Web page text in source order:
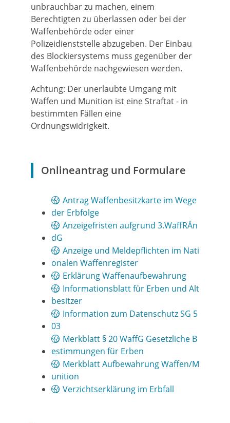
unbrauchbar zu machen, einem
Berechtigten zu überlassen oder bei der
Waffenbehörde oder einer
Polizeidienststelle abzugeben. Der Einbau
des Blockiersystems muss gegenüber der
Waffenbehörde nachgewiesen werden.
Achtung: Der unerlaubte Umgang mit
Waffen und Munition ist eine Straftat - in
bestimmten Fällen eine
Ordnungswidrigkeit.
Onlineantrag und Formulare
Antrag Waffenbesitzkarte im Wege
der Erbfolge
Anzeigefristen aufgrund 3.WaffRÄn
dG
Anzeige und Meldepflichten im Nati
onalen Waffenregister
Erklärung Waffenaufbewahrung
Informationsblatt für Erben und Alt
besitzer
Information zum Datenschutz SG 5
03
Merkblatt § 20 WaffG Gesetzliche B
estimmungen für Erben
Merkblatt Aufbewahrung Waffen/M
unition
Verzichtserklärung im Erbfall